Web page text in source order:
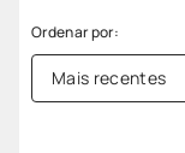
Mais recentes